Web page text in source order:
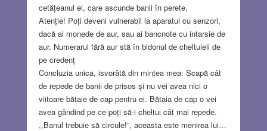
cetățeanul ei, care ascunde banii în perete,
Atenție! Poți deveni vulnerabil la aparatul cu senzori,
dacă ai monede de aur, sau ai bancnote cu intarsie de
aur. Numerarul fără aur stă în bidonul de cheltuieli de
pe credenț
Concluzia unica, isvorâtă din mintea mea: Scapă cât
de repede de banii de prisos și nu vei avea nici o
viitoare bătaie de cap pentru ei. Bătaia de cap o vei
avea gândind pe ce poți să-i cheltui cât mai repede.
,,Banul trebuie să circule!”, aceasta este menirea lui…